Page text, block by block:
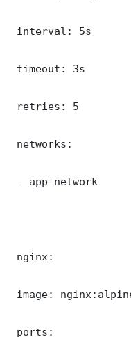
interval: 5s
timeout: 3s
retries: 5
networks:
- app-network
nginx:
image:
ports: